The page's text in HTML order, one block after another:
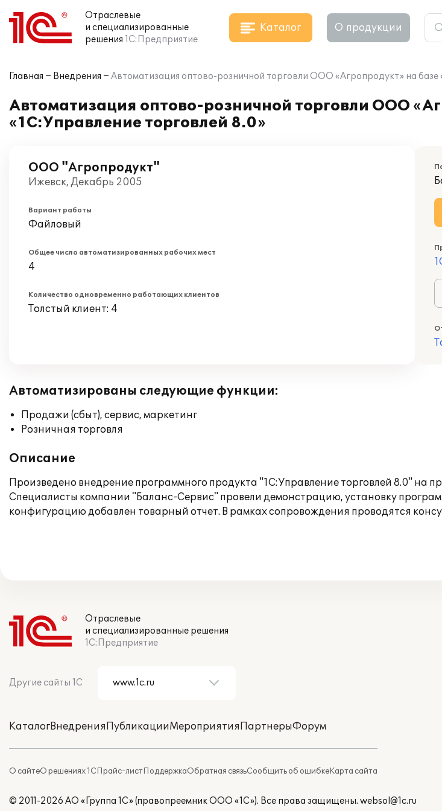
Отраслевые
и специализированные
решения 1С:Предприятие
Каталог О продукции
Главная Внедрения Автоматизация оптово-розничной торговли ООО «Агропродукт» на базе
Автоматизация оптово-розничной торговли ООО
«1С:Управление торговлей 8.0»
ООО "Агропродукт"
Ижевск, Декабрь 2005
Вариант работы
Файловый
Общее число автоматизированных рабочих мест
4
Количество одновременно работающих клиентов
Толстый клиент: 4
Автоматизированы следующие функции:
Продажи (сбыт), сервис, маркетинг
Розничная торговля
Описание
Произведено внедрение программного продукта "1С:Управление торговлей 8.0" на
Специалисты компании "Баланс-Сервис" провели демонстрацию, установку
конфигурацию добавлен товарный отчет. В рамках сопровождения проводятся
Отраслевые
и специализированные решения
1С:Предприятие
Другие сайты 1С
КаталогВнедренияПубликацииМероприятияПартнерыФорум
О сайтеО решениях 1СПрайс-листПоддержкаОбратная связьСообщить об ошибкеКарта сайта
© 2011-2026 АО «Группа 1С» (правопреемник ООО «1С»). Все права защищены. websol@1c.ru